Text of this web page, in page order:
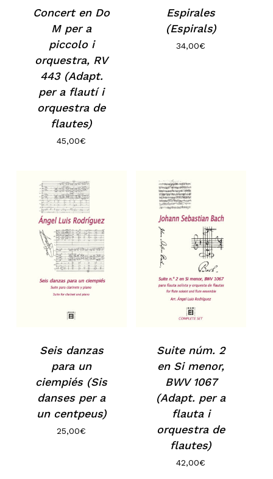
Concert en Do
M per a
piccolo i
orquestra, RV
443 (Adapt.
per a flautí i
orquestra de
flautes)
45,00€
Espirales
(Espirals)
34,00€
Seis danzas
para un
ciempiés (Sis
danses per a
un centpeus)
25,00€
Suite núm. 2
en Si menor,
BWV 1067
(Adapt. per a
flauta i
orquestra de
flautes)
42,00€